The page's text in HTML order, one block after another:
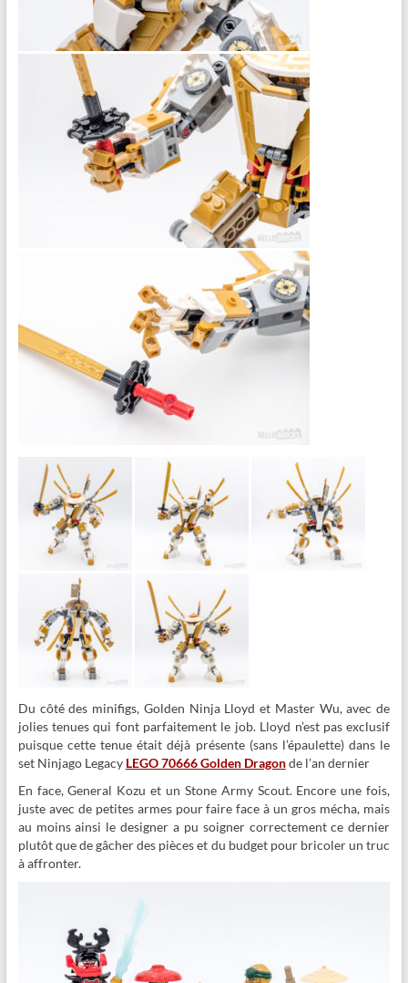
Du côté des minifigs, Golden Ninja Lloyd et Master Wu, avec de
jolies tenues qui font parfaitement le job. Lloyd n’est pas exclusif
puisque cette tenue était déjà présente (sans l’épaulette) dans le
set Ninjago Legacy LEGO 70666 Golden Dragonde l’an dernier
En face, General Kozu et un Stone Army Scout. Encore une fois,
juste avec de petites armes pour faire face à un gros mécha, mais
au moins ainsi le designer a pu soigner correctement ce dernier
plutôt que de gâcher des pièces et du budget pour bricoler un truc
à affronter.